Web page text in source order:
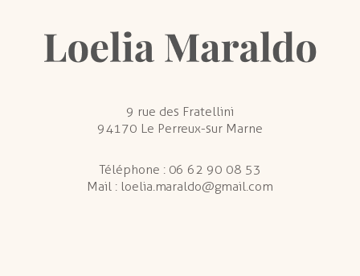
9 rue des Fratellini
94170 Le Perreux-sur Marne
Téléphone : 06 62 90 08 53
Mail : loelia.maraldo@gmail.com